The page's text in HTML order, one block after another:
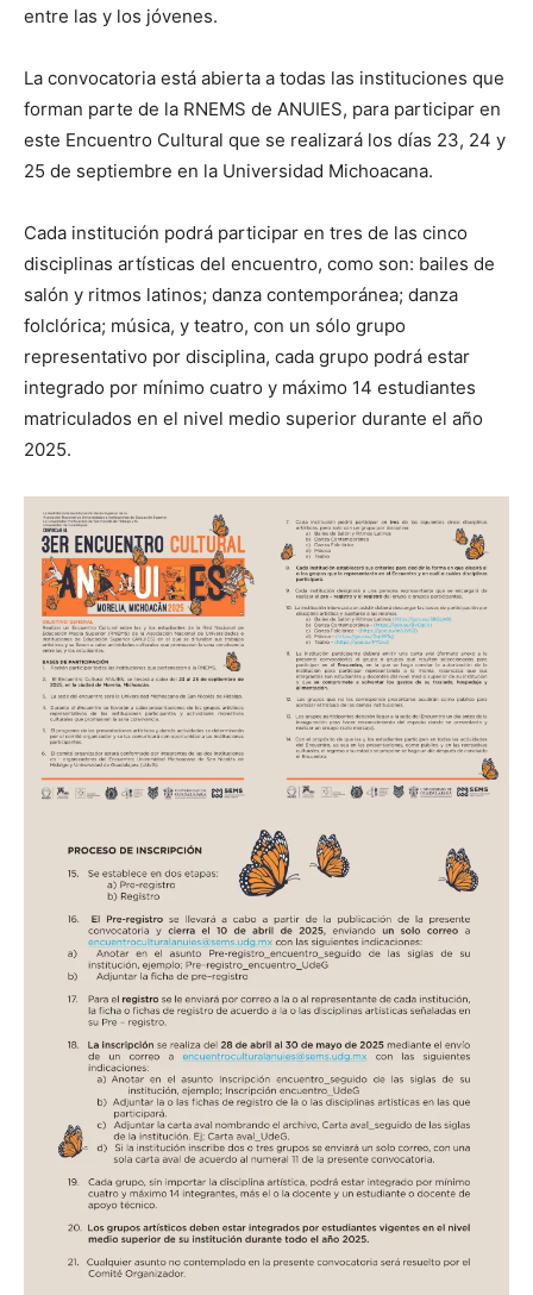
entre las y los jóvenes.
La convocatoria está abierta a todas las instituciones que
forman parte de la RNEMS de ANUIES, para participar en
este Encuentro Cultural que se realizará los días 23, 24 y
25 de septiembre en la Universidad Michoacana.
Cada institución podrá participar en tres de las cinco
disciplinas artísticas del encuentro, como son: bailes de
salón y ritmos latinos; danza contemporánea; danza
folclórica; música, y teatro, con un sólo grupo
representativo por disciplina, cada grupo podrá estar
integrado por mínimo cuatro y máximo 14 estudiantes
matriculados en el nivel medio superior durante el año
2025.